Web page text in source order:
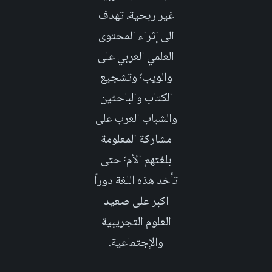
غير ربحية، تهدف
الى إثراء المحتوى
العلمي العربي على
والويب٬ وتشجيع
الكتاب والباحثين
والشباب العرب على
مشاركة المعلومة
بلغتهم الأم٬ حتى
تأخد هذه اللغة دوراً
اكبر على صعيد
العلوم التجريبية
والإجتماعية.